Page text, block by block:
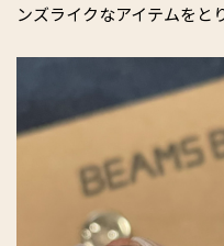
ンズライクなアイテムをと